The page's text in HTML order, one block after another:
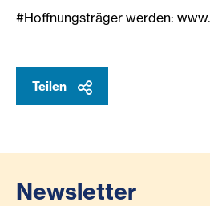
#Hoffnungsträger werden:
Teilen
Newsletter